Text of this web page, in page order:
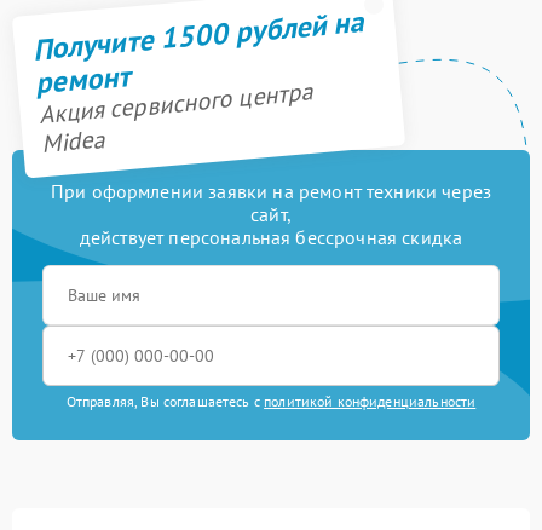
Получите 1500 рублей на
ремонт
Акция сервисного центра
Midea
При оформлении заявки на ремонт техники через
сайт,
действует персональная бессрочная скидка
Отправляя, Вы соглашаетесь с политикой конфиденциальности